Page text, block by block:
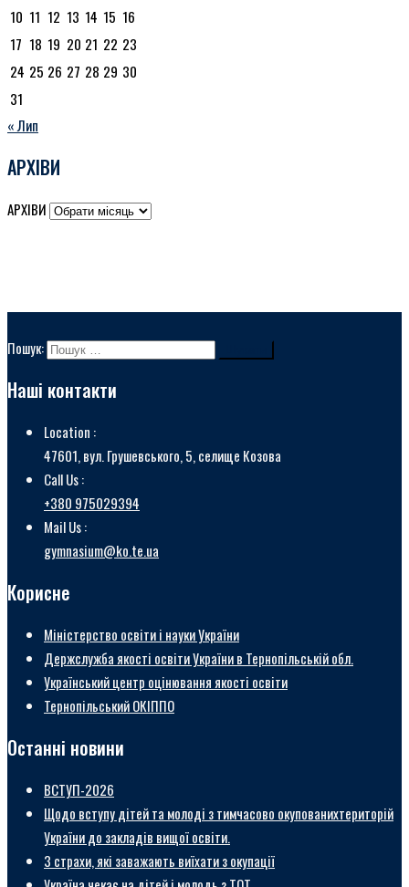
10 11 12 13 14 15 16
17 18 19 20 21 22 23
24 25 26 27 28 29 30
31
« Лип
АРХІВИ
АРХІВИ
Пошук:
Наші контакти
Location :
47601, вул. Грушевського, 5, селище Козова
Call Us :
+380 975029394
Mail Us :
gymnasium@ko.te.ua
Корисне
Міністерство освіти і науки України
Держслужба якості освіти України в Тернопільській обл.
Український центр оцінювання якості освіти
Тернопільський ОКІППО
Останні новини
ВСТУП-2026
Щодо вступу дітей та молоді з тимчасово окупованихтериторій
України до закладів вищої освіти.
3 страхи, які заважають виїхати з окупації